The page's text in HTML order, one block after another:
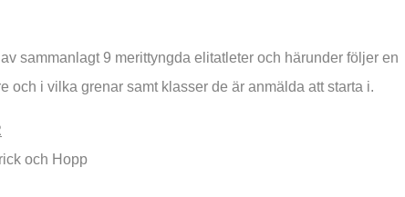
sammanlagt 9 merittyngda elitatleter och härunder följer en
och i vilka grenar samt klasser de är anmälda att starta i.
och Hopp